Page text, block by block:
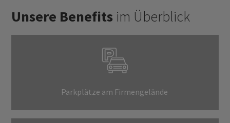
Unsere Benefits im Überblick
Parkplätze am Firmengelände